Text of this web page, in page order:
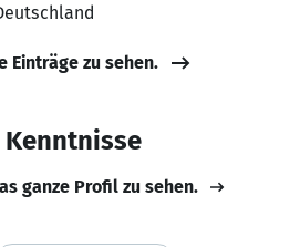
Einträge zu sehen.
ganze Profil zu sehen.